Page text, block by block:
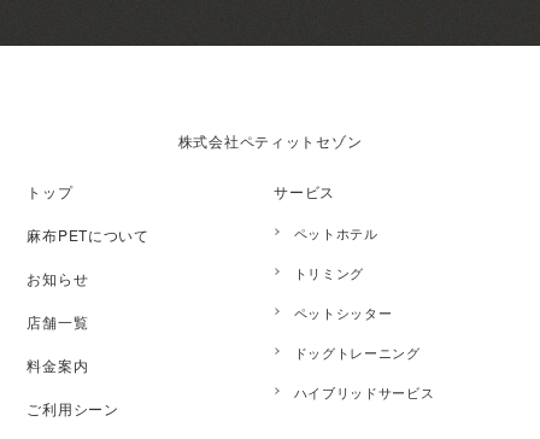
株式会社ペティットセゾン
トップ
麻布PETについて
お知らせ
店舗一覧
料金案内
ご利用シーン
サービス
ペットホテル
トリミング
ペットシッター
ドッグトレーニング
ハイブリッドサービス